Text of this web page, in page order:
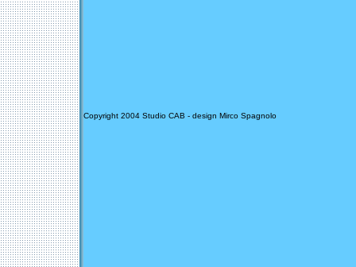
Copyright 2004 Studio CAB - design Mirco Spagnolo